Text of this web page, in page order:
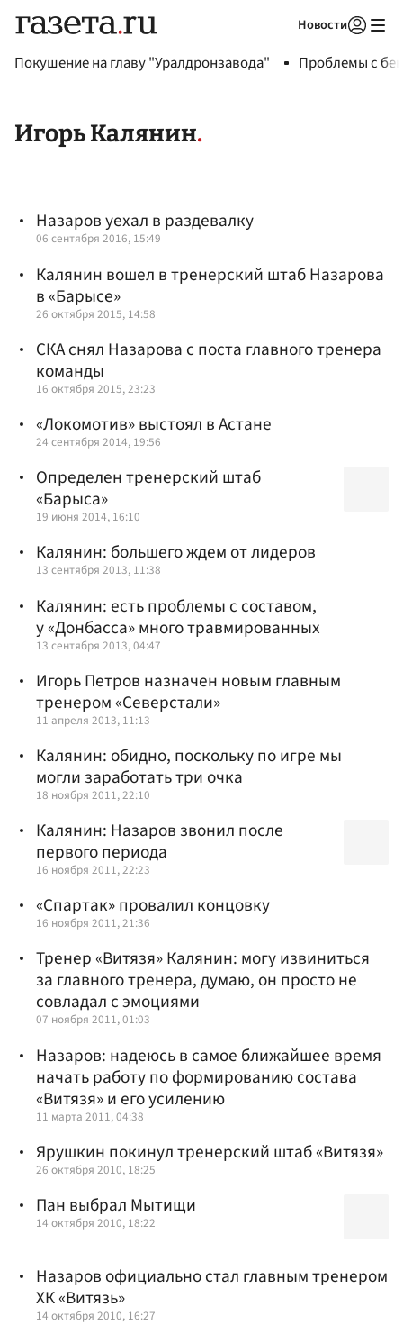
Новости
Покушение на главу "Уралдронзавода" Проблемы с
Игорь Калянин
Назаров уехал в раздевалку
06 сентября 2016, 15:49
Калянин вошел в тренерский штаб Назарова
в «Барысе»
26 октября 2015, 14:58
СКА снял Назарова с поста главного тренера
команды
16 октября 2015, 23:23
«Локомотив» выстоял в Астане
24 сентября 2014, 19:56
Определен тренерский штаб
«Барыса»
19 июня 2014, 16:10
Калянин: большего ждем от лидеров
13 сентября 2013, 11:38
Калянин: есть проблемы с составом,
у «Донбасса» много травмированных
13 сентября 2013, 04:47
Игорь Петров назначен новым главным
тренером «Северстали»
11 апреля 2013, 11:13
Калянин: обидно, поскольку по игре мы
могли заработать три очка
18 ноября 2011, 22:10
Калянин: Назаров звонил после
первого периода
16 ноября 2011, 22:23
«Спартак» провалил концовку
16 ноября 2011, 21:36
Тренер «Витязя» Калянин: могу извиниться
за главного тренера, думаю, он просто не
совладал с эмоциями
07 ноября 2011, 01:03
Назаров: надеюсь в самое ближайшее время
начать работу по формированию состава
«Витязя» и его усилению
11 марта 2011, 04:38
Ярушкин покинул тренерский штаб «Витязя»
26 октября 2010, 18:25
Пан выбрал Мытищи
14 октября 2010, 18:22
Назаров официально стал главным тренером
ХК «Витязь»
14 октября 2010, 16:27